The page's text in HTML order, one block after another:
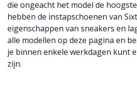
die ongeacht het model de
hebben de instapschoenen van
eigenschappen van sneakers en
alle modellen op deze pagina en
je binnen enkele werkdagen kunt
zijn.